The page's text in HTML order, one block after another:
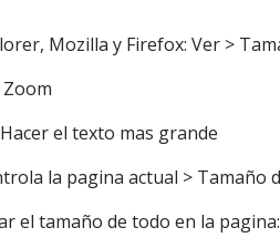
Mozilla y Firefox: Ver >
el texto mas grande
la pagina actual > Tamaño
el tamaño de todo en la pagina: